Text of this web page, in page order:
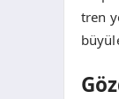
tren